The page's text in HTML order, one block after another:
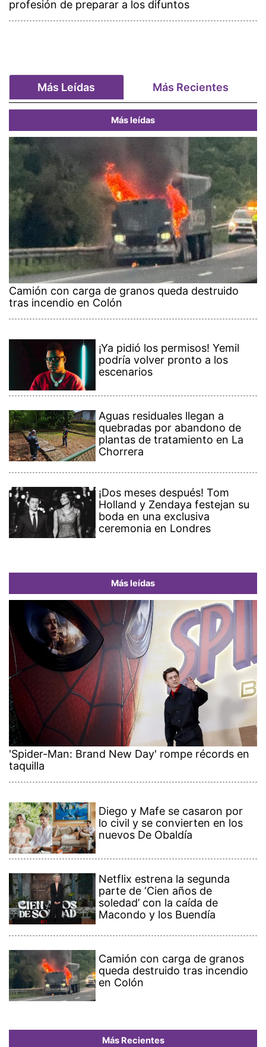
profesión de preparar a los difuntos
Más Leídas Más Recientes
Más leídas
Camión con carga de granos queda destruido
tras incendio en Colón
¡Ya pidió los permisos! Yemil
podría volver pronto a los
escenarios
Aguas residuales llegan a
quebradas por abandono de
plantas de tratamiento en La
Chorrera
¡Dos meses después! Tom
Holland y Zendaya festejan su
boda en una exclusiva
ceremonia en Londres
Más leídas
'Spider-Man: Brand New Day' rompe récords en
taquilla
Diego y Mafe se casaron por
lo civil y se convierten en los
nuevos De Obaldía
Netflix estrena la segunda
parte de ‘Cien años de
soledad’ con la caída de
Macondo y los Buendía
Camión con carga de granos
queda destruido tras incendio
en Colón
Más Recientes